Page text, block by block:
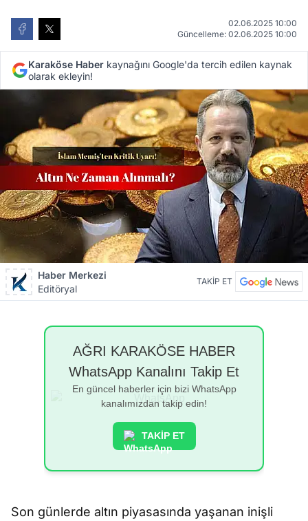
02.06.2025 10:00
Güncelleme: 02.06.2025 10:00
Karaköse Haber kaynağını Google'da tercih edilen kaynak
olarak ekleyin!
Haber Merkezi
Editöryal
TAKİP ET
AĞRI KARAKÖSE HABER
WhatsApp Kanalını Takip Et
En güncel haberler için bizi WhatsApp
kanalımızdan takip edin!
TAKİP ET
Son günlerde altın piyasasında yaşanan inişli